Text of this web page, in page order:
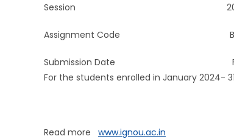
Session 2023-
Assignment Code BHIC
Submission Date For the
For the students enrolled in January 2024-
Read more www.ignou.ac.in